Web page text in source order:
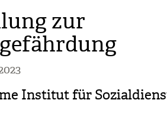
zur
Institut für